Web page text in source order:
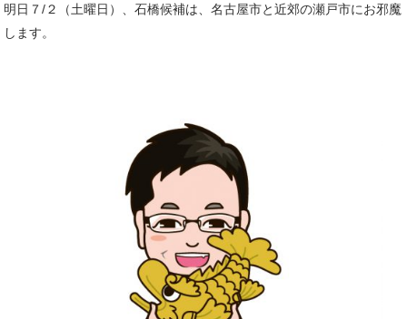
明日７/２（土曜日）、石橋候補は、名古屋市と近郊の瀬戸市にお邪魔
します。